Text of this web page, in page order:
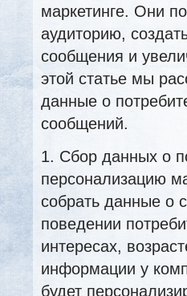
маркетинге. Они
аудиторию,
сообщения и
этой статье мы
данные о
сообщений.
1. Сбор данных о
персонализацию
собрать данные о
поведении
интересах,
информации у
будет